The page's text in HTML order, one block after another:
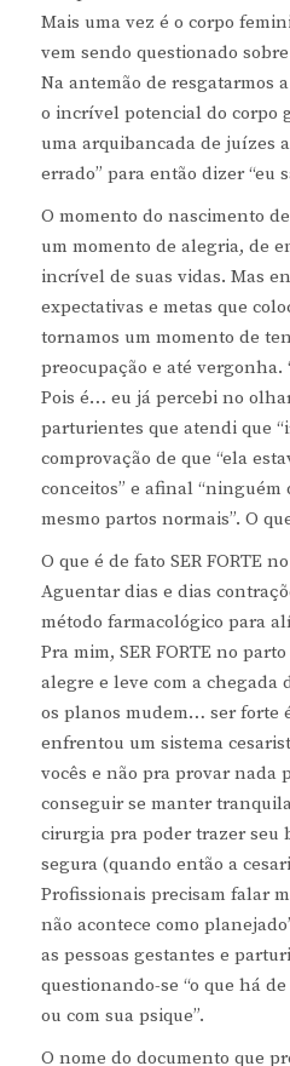
Mais uma vez é o corpo
vem sendo questionado
Na antemão de resgatarmos
o incrível potencial do corpo
uma arquibancada de juízes
errado” para então dizer “eu
O momento do nascimento
um momento de alegria, de
incrível de suas vidas. Mas
expectativas e metas que
tornamos um momento de
preocupação e até vergonha.
Pois é… eu já percebi no
parturientes que atendi que
comprovação de que “ela
conceitos” e afinal “ninguém
mesmo partos normais”. O
O que é de fato SER FORTE
Aguentar dias e dias
método farmacológico para
Pra mim, SER FORTE no
alegre e leve com a chegada
os planos mudem… ser forte
enfrentou um sistema
vocês e não pra provar nada
conseguir se manter
cirurgia pra poder trazer seu
segura (quando então a
Profissionais precisam falar
não acontece como
as pessoas gestantes e
questionando-se “o que há
ou com sua psique”.
O nome do documento que